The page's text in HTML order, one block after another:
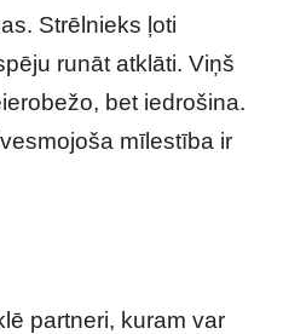
Strēlnieks ļoti
runāt atklāti. Viņš
bet iedrošina.
mīlestība ir
partneri, kuram var